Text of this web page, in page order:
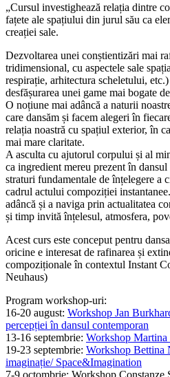
„Cursul investighează relația dintre
fațete ale spațiului din jurul său ca
creației sale.
Dezvoltarea unei conștientizări mai
tridimensional, cu aspectele sale
respirație, arhitectura scheletului,
desfășurarea unei game mai bogate
O noțiune mai adâncă a naturii
care dansăm și facem alegeri în
relația noastră cu spațiul exterior, în
mai mare claritate.
A asculta cu ajutorul corpului și al
ca ingredient mereu prezent în
straturi fundamentale de înțelegere a
cadrul actului compoziției
adâncă și a naviga prin actualitatea
și timp invită înțelesul, atmosfera,
Acest curs este conceput pentru
oricine e interesat de rafinarea și
compoziționale în contextul Instant
Neuhaus)
Program workshop-uri:
16-20 august: Workshop Jan
percepției în dansul contemporan
13-16 septembrie: Workshop Martina
19-23 septembrie: Workshop Bettina
imaginație/ Space&Imagination
7-9 octombrie: Workshop Constanze